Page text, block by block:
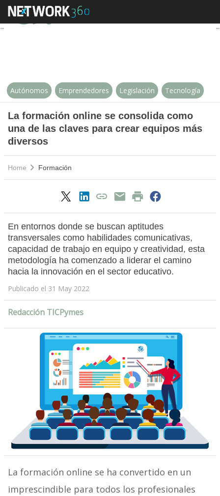
La formación online se
Autónomos Emprendedores Legislación Tecnología
La formación online se consolida como
una de las claves para crear equipos más
diversos
Home Formación
En entornos donde se buscan aptitudes
transversales como habilidades comunicativas,
capacidad de trabajo en equipo y creatividad, esta
metodología ha comenzado a liderar el camino
hacia la innovación en el sector educativo.
Publicado el 31 May 2022
Redacción TICPymes
La formación online se ha convertido en un
imprescindible para todos los profesionales